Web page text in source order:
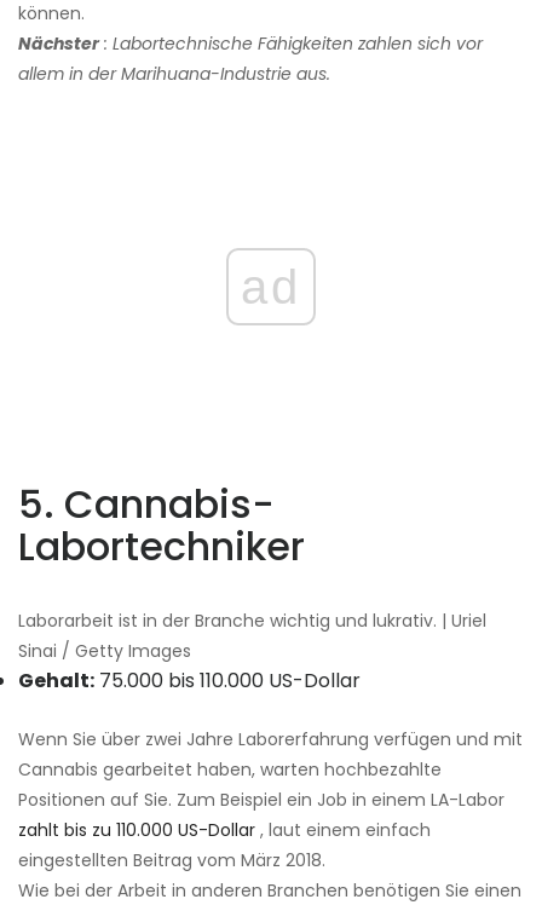
können.
Nächster : Labortechnische Fähigkeiten zahlen sich vor
allem in der Marihuana-Industrie aus.
ad
5. Cannabis-
Labortechniker
Laborarbeit ist in der Branche wichtig und lukrativ. | Uriel
Sinai / Getty Images
Gehalt: 75.000 bis 110.000 US-Dollar
Wenn Sie über zwei Jahre Laborerfahrung verfügen und mit
Cannabis gearbeitet haben, warten hochbezahlte
Positionen auf Sie. Zum Beispiel ein Job in einem LA-Labor
zahlt bis zu 110.000 US-Dollar , laut einem einfach
eingestellten Beitrag vom März 2018.
Wie bei der Arbeit in anderen Branchen benötigen Sie einen